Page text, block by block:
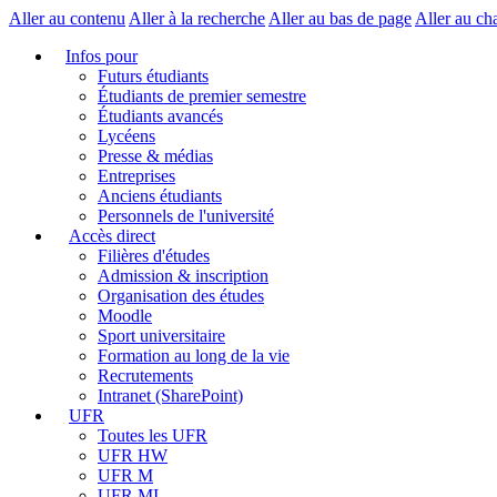
Aller au contenu Aller à la recherche Aller au bas de page Aller au
Infos pour
Futurs étudiants
Étudiants de premier semestre
Étudiants avancés
Lycéens
Presse & médias
Entreprises
Anciens étudiants
Personnels de l'université
Accès direct
Filières d'études
Admission & inscription
Organisation des études
Moodle
Sport universitaire
Formation au long de la vie
Recrutements
Intranet (SharePoint)
UFR
Toutes les UFR
UFR HW
UFR M